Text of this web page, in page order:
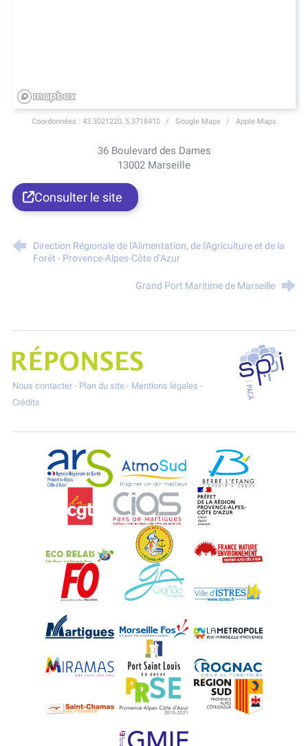
Coordonnées : 43.3021220, 5.3718410 Google Maps Apple Maps
36 Boulevard des Dames
13002 Marseille
Consulter le site
Direction Régionale de l'Alimentation, de l'Agriculture et de la
Forêt - Provence-Alpes-Côte d’Azur
Grand Port Maritime de Marseille
Projet Réponses - Réduire les POllutioNs en Santé Environnement
Nous contacter- Plan du site- Mentions légales -
Crédits
SPPPI
ARS Paca AtmoSud Berre l'Etang
CIAS
Eco-Relais Côte BleueEtang marin
Force Ouvrière Gignac-la-Nerthe
Port-Saint-Louis
Saint-Chamas PRSE Région Sud